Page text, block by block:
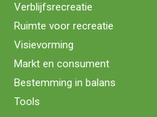
Verblijfsrecreatie
Ruimte voor recreatie
Visievorming
Markt en consument
Bestemming in balans
Tools